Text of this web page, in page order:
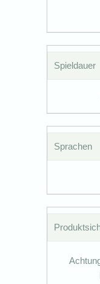
Spieldauer
Sprachen